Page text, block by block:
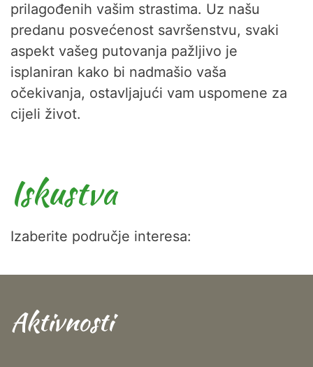
prilagođenih vašim strastima. Uz našu
predanu posvećenost savršenstvu, svaki
aspekt vašeg putovanja pažljivo je
isplaniran kako bi nadmašio vaša
očekivanja, ostavljajući vam uspomene za
cijeli život.
Iskustva
Izaberite područje interesa:
Aktivnosti